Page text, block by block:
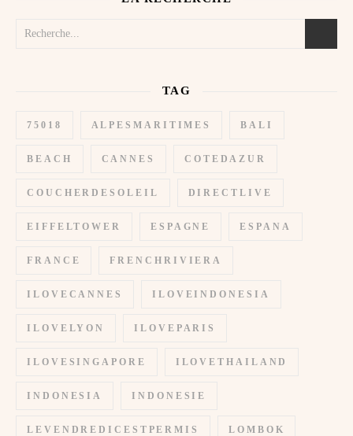
TAG
75018 ALPESMARITIMES BALI
BEACH CANNES COTEDAZUR
COUCHERDESOLEIL DIRECTLIVE
EIFFELTOWER ESPAGNE ESPANA
FRANCE FRENCHRIVIERA
ILOVECANNES ILOVEINDONESIA
ILOVELYON ILOVEPARIS
ILOVESINGAPORE ILOVETHAILAND
INDONESIA INDONESIE
LEVENDREDICESTPERMIS LOMBOK